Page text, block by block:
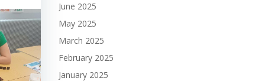
June 2025
May 2025
March 2025
February 2025
January 2025